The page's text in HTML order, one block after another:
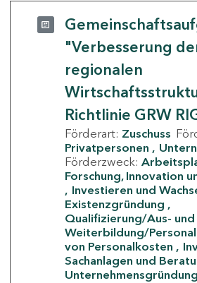
"Verbesserung
regionalen
Richtlinie GRW
Förderart: Zuschuss
Privatpersonen
Förderzweck:
Forschung, Innovation
Investieren und
Existenzgründung
Qualifizierung/Aus- und
Weiterbildung/Personal
von Personalkosten
Sachanlagen und
Unternehmensgründung